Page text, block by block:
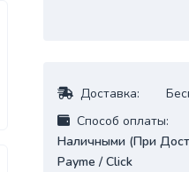
Доставка:
Cпособ оплаты:
Наличными (При
Payme / Click